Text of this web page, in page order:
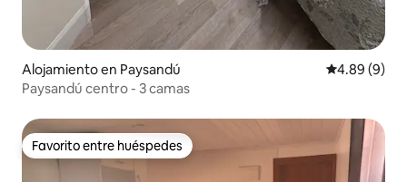
Alojamiento en Paysandú Calificación
4.89 (9)
Paysandú centro - 3 camas
Favorito entre huéspedes
Favorito entre huéspedes